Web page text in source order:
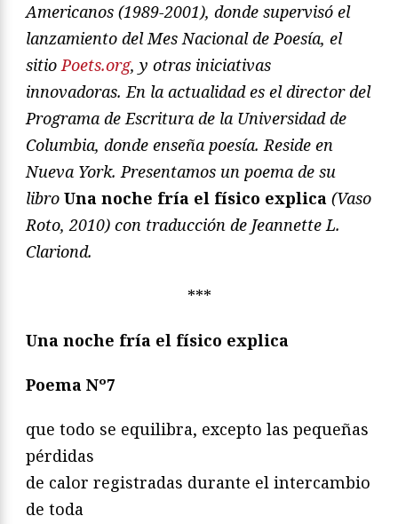
Americanos (1989-2001), donde supervisó el
lanzamiento del Mes Nacional de Poesía, el
sitioPoets.org, y otras iniciativas
innovadoras. En la actualidad es el director del
Programa de Escritura de la Universidad de
Columbia, donde enseña poesía. Reside en
Nueva York. Presentamos un poema de su
libro Una noche fría el físico explica (Vaso
Roto, 2010) con traducción de Jeannette L.
Clariond.
***
Una noche fría el físico explica
Poema Nº7
que todo se equilibra, excepto las pequeñas
pérdidas
de calor registradas durante el intercambio
de toda